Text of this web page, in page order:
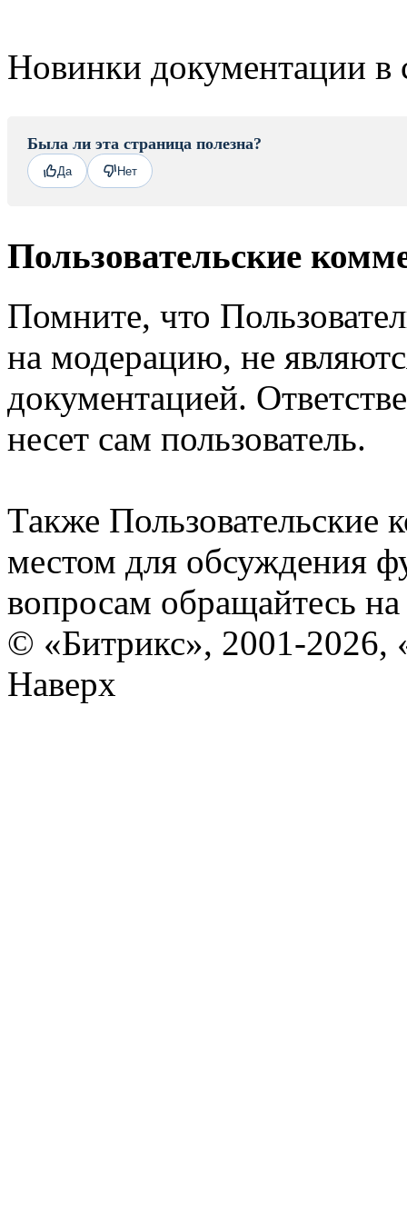
Новинки документации в
Была ли эта страница полезна?
Да Нет
Пользовательские
Помните, что
на модерацию, не
документацией.
несет сам пользователь.
Также Пользовательские
местом для обсуждения
вопросам обращайтесь
© «Битрикс», 2001-2026,
Наверх